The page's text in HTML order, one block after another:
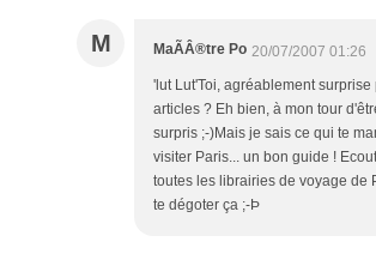
M MaÃÂ®tre Po 20/07/2007 01:26
'lut Lut'Toi, agréablement surprise
articles ? Eh bien, à mon tour
surpris ;-)Mais je sais ce qui te
visiter Paris... un bon guide !
toutes les librairies de voyage de
te dégoter ça ;-Þ